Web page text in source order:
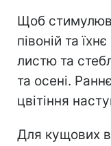
Щоб
півоній та
листю та
та осені.
цвітіння
Для кущових